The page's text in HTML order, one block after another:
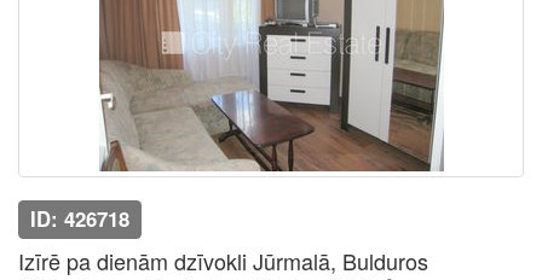
ID: 426718
Izīrē pa dienām dzīvokli Jūrmalā, Bulduros